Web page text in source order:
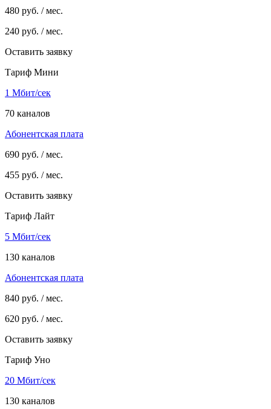
480 руб. / мес.
240 руб. / мес.
Оставить заявку
Тариф Мини
1 Мбит/сек
70 каналов
Абонентская плата
690 руб. / мес.
455 руб. / мес.
Оставить заявку
Тариф Лайт
5 Мбит/сек
130 каналов
Абонентская плата
840 руб. / мес.
620 руб. / мес.
Оставить заявку
Тариф Уно
20 Мбит/сек
130 каналов